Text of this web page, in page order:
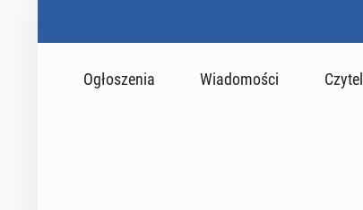
Ogłoszenia Wiadomości